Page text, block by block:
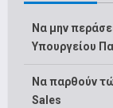
Να μην
Υπουργείου
Να παρθούν
Sales